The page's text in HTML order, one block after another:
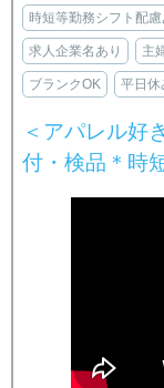
時短等勤務シフト配慮
求人企業名あり 主
ブランクOK 平日休
＜アパレル好
付・検品＊時